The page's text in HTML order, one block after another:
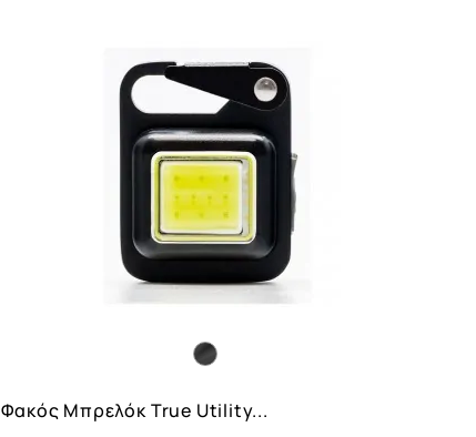
Φακός Μπρελόκ True Utility...